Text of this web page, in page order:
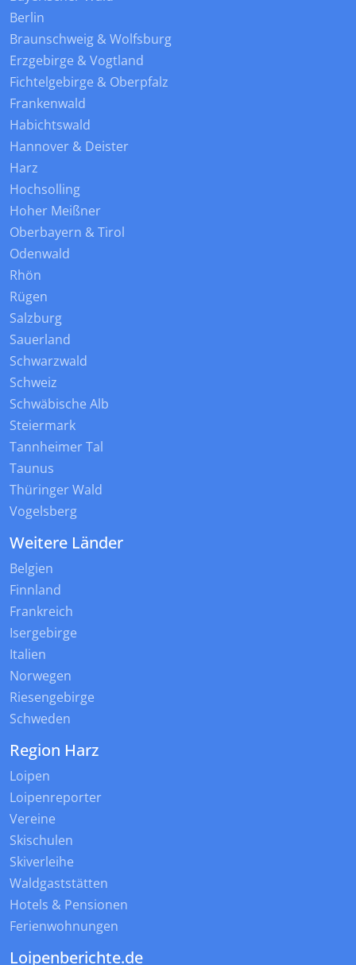
Berlin
Braunschweig & Wolfsburg
Erzgebirge & Vogtland
Fichtelgebirge & Oberpfalz
Frankenwald
Habichtswald
Hannover & Deister
Harz
Hochsolling
Hoher Meißner
Oberbayern & Tirol
Odenwald
Rhön
Rügen
Salzburg
Sauerland
Schwarzwald
Schweiz
Schwäbische Alb
Steiermark
Tannheimer Tal
Taunus
Thüringer Wald
Vogelsberg
Weitere Länder
Belgien
Finnland
Frankreich
Isergebirge
Italien
Norwegen
Riesengebirge
Schweden
Region Harz
Loipen
Loipenreporter
Vereine
Skischulen
Skiverleihe
Waldgaststätten
Hotels & Pensionen
Ferienwohnungen
Loipenberichte.de